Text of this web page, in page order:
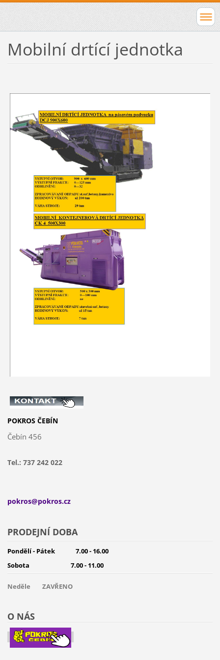
Mobilní drtící jednotka
POKROS ČEBÍN
Čebín 456
Tel.: 737 242 022
pokros@pokros.cz
PRODEJNÍ DOBA
Pondělí - Pátek 7.00 - 16.00
Sobota 7.00 - 11.00
Neděle ZAVŘENO
O NÁS